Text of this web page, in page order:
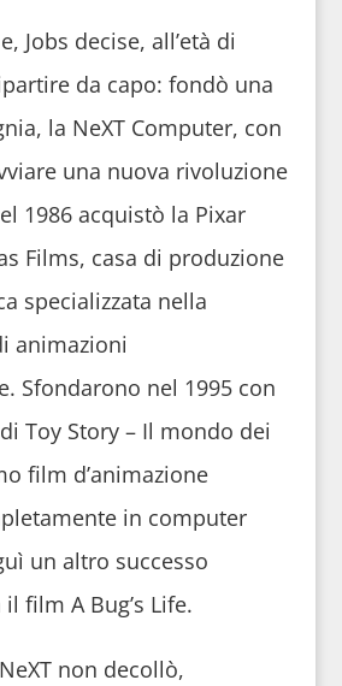
Jobs decise, all’età di
da capo: fondò una
la NeXT Computer, con
una nuova rivoluzione
1986 acquistò la Pixar
Films, casa di produzione
specializzata nella
animazioni
Sfondarono nel 1995 con
Toy Story – Il mondo dei
film d’animazione
in computer
un altro successo
film A Bug’s Life.
non decollò,